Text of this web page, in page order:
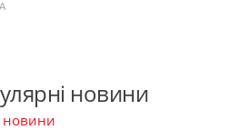
новини
новини